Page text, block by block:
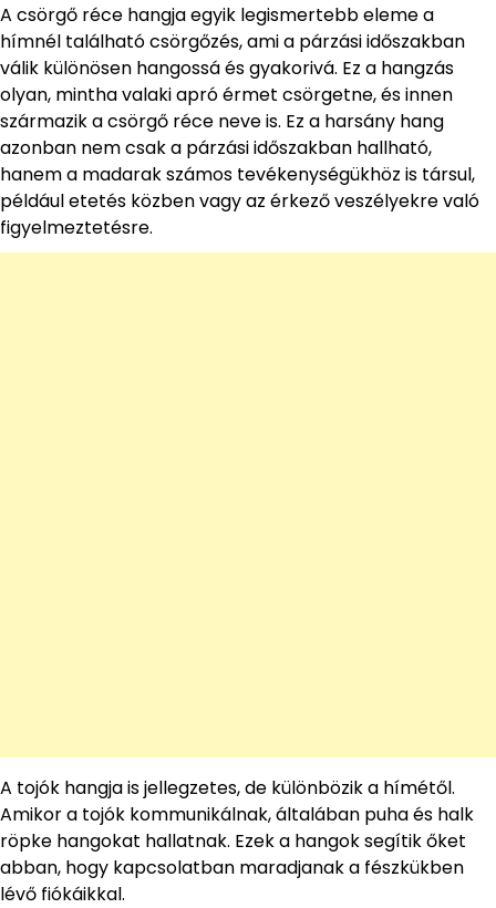
A csörgő réce hangja egyik legismertebb eleme a
hímnél található csörgőzés, ami a párzási időszakban
válik különösen hangossá és gyakorivá. Ez a hangzás
olyan, mintha valaki apró érmet csörgetne, és innen
származik a csörgő réce neve is. Ez a harsány hang
azonban nem csak a párzási időszakban hallható,
hanem a madarak számos tevékenységükhöz is társul,
például etetés közben vagy az érkező veszélyekre való
figyelmeztetésre.
A tojók hangja is jellegzetes, de különbözik a hímétől.
Amikor a tojók kommunikálnak, általában puha és halk
röpke hangokat hallatnak. Ezek a hangok segítik őket
abban, hogy kapcsolatban maradjanak a fészkükben
lévő fiókáikkal.